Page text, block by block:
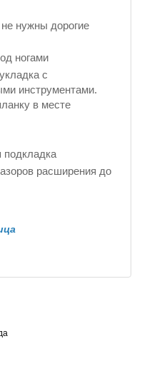
не нужны дорогие
ногами
с
инструментами.
в месте
подкладка
расширения до